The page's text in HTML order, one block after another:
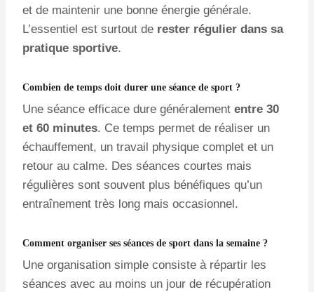
et de maintenir une bonne énergie générale.
L’essentiel est surtout de rester régulier dans sa
pratique sportive.
Combien de temps doit durer une séance de sport ?
Une séance efficace dure généralement entre 30
et 60 minutes. Ce temps permet de réaliser un
échauffement, un travail physique complet et un
retour au calme. Des séances courtes mais
régulières sont souvent plus bénéfiques qu’un
entraînement très long mais occasionnel.
Comment organiser ses séances de sport dans la semaine ?
Une organisation simple consiste à répartir les
séances avec au moins un jour de récupération